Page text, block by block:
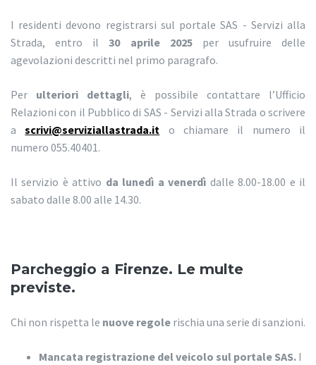
I residenti devono registrarsi sul portale SAS - Servizi alla
Strada, entro il30 aprile 2025per usufruire delle
agevolazioni descritti nel primo paragrafo.
Per ulteriori dettagli, è possibile contattare l’Ufficio
Relazioni con il Pubblico di SAS - Servizi alla Strada o scrivere
ascrivi@serviziallastrada.it o chiamare il numero il
numero 055.40401.
Il servizio è attivo da lunedì a venerdì dalle 8.00-18.00 e il
sabato dalle 8.00 alle 14.30.
Parcheggio a Firenze. Le multe
previste.
Chi non rispetta le nuove regole rischia una serie di sanzioni.
Mancata registrazione del veicolo sul portale SAS. I